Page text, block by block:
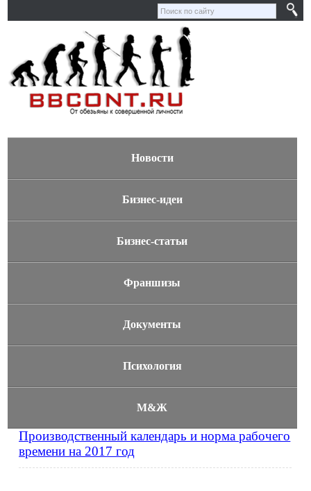
Новости
Бизнес-идеи
Бизнес-статьи
Франшизы
Документы
Психология
М&Ж
Производственный календарь и норма рабочего
времени на 2017 год